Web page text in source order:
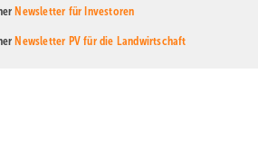
Newsletter für Investoren
Newsletter PV für die Landwirtschaft